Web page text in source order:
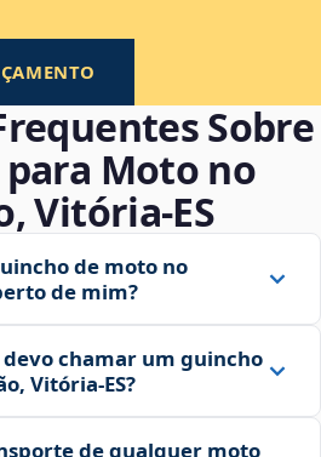
Sobre
Moto no
Vitória‑ES
de moto no
de mim?
devo chamar um guincho
Vitória‑ES?
de qualquer moto